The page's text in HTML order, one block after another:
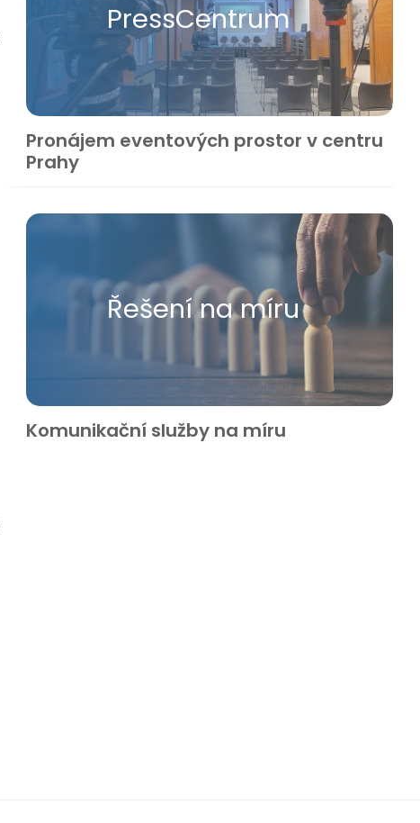
Press​Centrum
Pronájem eventových prostor v centru
Prahy
Řešení na míru
Komunikační služby na míru